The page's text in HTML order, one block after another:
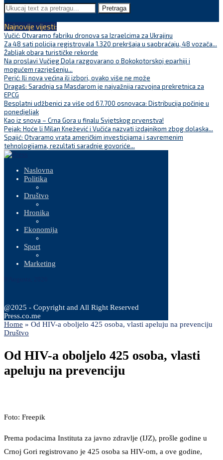
Pretraga
Najnovije vijesti:
Vučić: Otvaramo fabriku dronova sa Izraelcima za Ukrajinu
Za 48 sati policija registrovala 1.320 prekršaja u saobraćaju, 48 vozača...
Žabljak obara turističke rekorde
Na proslavi Vučjeg Dola razgovarano o Bokokotorskoj eparhiji i
mogućem razrješenju...
Perić: Ili nova većina ili izbori, ovako više ne može
Dragaš: Saradnja sa Masdarom je najvažnija razvojna prekretnica za
EPCG
Besplatni udžbenici za više od 67.700 osnovaca: Distribucija počinje u
ponedjeljak
Kao iz snova – Crna Gora u finalu Svjetskog prvenstva!
Pejak: Hoće li Milan Knežević i Vučića nazvati izdajnikom zbog dolaska...
Spajić: Otvaramo vrata američkim investicijama i savremenim
tehnologijama, rezultati saradnje govoriće...
Naslovna
Politika
Društvo
Hronika
Ekonomija
Sport
Marketing
@2025 - Copyright and All Right Reserved
Press.co.me
Home » Od HIV-a oboljelo 425 osoba, vlasti apeluju na prevenciju
Društvo
Od HIV-a oboljelo 425 osoba, vlasti
apeluju na prevenciju
Foto: Freepik
Prema podacima Instituta za javno zdravlje (IJZ), prošle godine u
Crnoj Gori registrovano je 425 osoba sa HIV-om, a ove godine,